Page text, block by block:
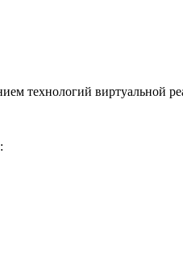
технологий виртуальной